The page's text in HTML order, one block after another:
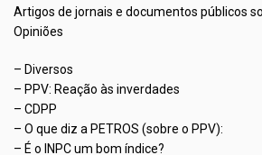
Artigos de jornais e documentos públicos
Opiniões
– Diversos
– PPV: Reação às inverdades
– CDPP
– O que diz a PETROS (sobre o PPV):
– É o INPC um bom índice?